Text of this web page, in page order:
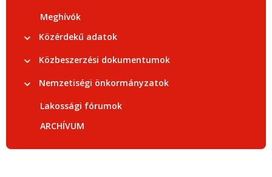
Meghívók
Közérdekű adatok
Közbeszerzési dokumentumok
Nemzetiségi önkormányzatok
Lakossági fórumok
ARCHÍVUM